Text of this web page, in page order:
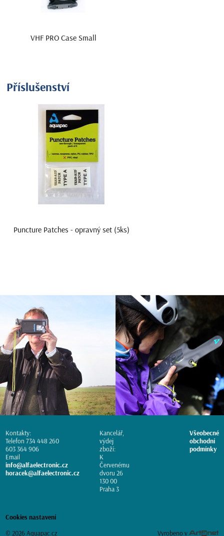
VHF PRO Case Small
Příslušenství
Puncture Patches - opravný set (5ks)
Kontakty:
Telefon 734 448 260
603 364 906
Email
info@alfaelectronic.cz
horacek@alfaelectronic.cz
Kancelář,
výdej
zboží:
K
Červenému
dvoru 26
130 00
Praha 3
Všeobecné
obchodní
podmínky
Cookies nastavení
Vyrobeno vArtanet.cz
© 2026 Aquapac.cz